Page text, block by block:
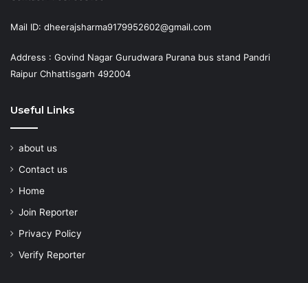
Mail ID: dheerajsharma9179952602@gmail.com
Address : Govind Nagar Gurudwara Purana bus stand Pandri
Raipur Chhattisgarh 492004
Useful Links
about us
Contact us
Home
Join Reporter
Privacy Policy
Verify Reporter